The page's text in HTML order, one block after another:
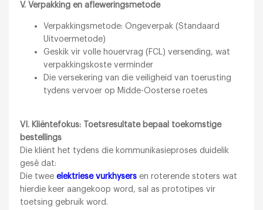
V. Verpakking en afleweringsmetode
Verpakkingsmetode: Ongeverpak (Standaard
Uitvoermetode)
Geskik vir volle houervrag (FCL) versending, wat
verpakkingskoste verminder
Die versekering van die veiligheid van toerusting
tydens vervoer op Midde-Oosterse roetes
VI. Kliëntefokus: Toetsresultate bepaal toekomstige
bestellings
Die kliënt het tydens die kommunikasieproses duidelik
gesê dat:
Die tweeelektriese vurkhysers en roterende stoters wat
hierdie keer aangekoop word, sal as prototipes vir
toetsing gebruik word.